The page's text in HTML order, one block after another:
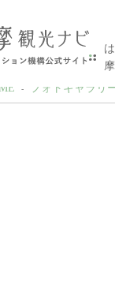
摩
フォトギャラリ